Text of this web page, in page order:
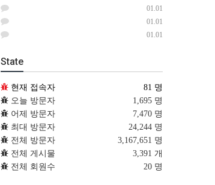
01.01
01.01
01.01
State
현재 접속자
81 명
오늘 방문자
1,695 명
어제 방문자
7,470 명
최대 방문자
24,244 명
전체 방문자
3,167,651 명
전체 게시물
3,391 개
전체 회원수
20 명